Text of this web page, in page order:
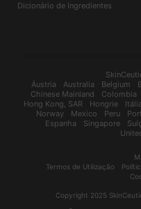
Dicionário de Ingredientes
Áustria
Australia Belgium
Chinese Mainland
Colombia
Hong Kong, SAR
Hongrie Itália
Norway
Mexico Peru
Espanha
Singapore
Termos de Utilização
Copyright 2025